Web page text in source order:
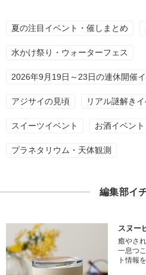
夏の注目イベント・催しまとめ
水かけ祭り・ウォーターフェス
2026年9月19日～23日の連休開催
アジサイの見頃 リアル謎解き
スイーツイベント お酒イベント
プラネタリウム・天体観測
編集部イ
スヌー
癒やさ
一息つ
ト情報